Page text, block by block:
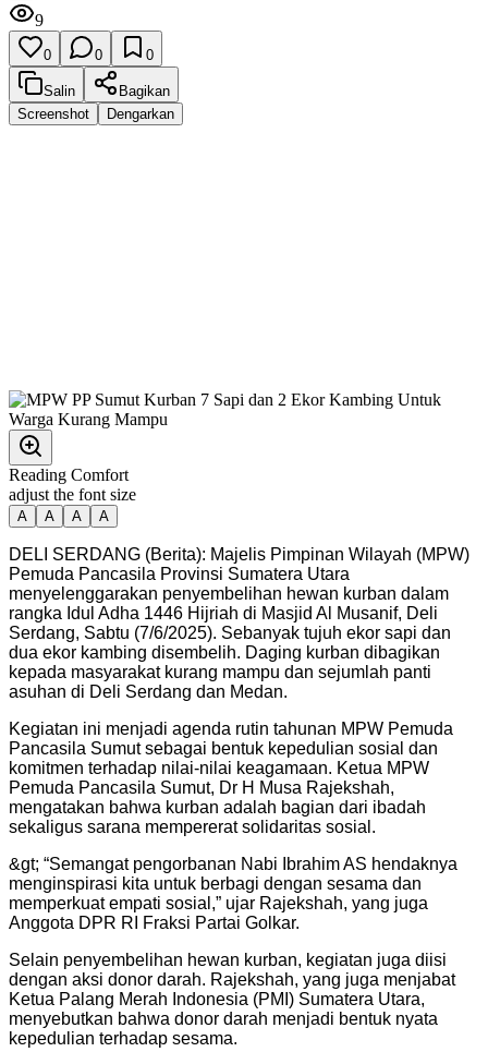
9
0 0 0
Salin
Bagikan
Screenshot
Dengarkan
Reading Comfort
adjust the font size
A A A A
DELI SERDANG (Berita): Majelis Pimpinan Wilayah (MPW)
Pemuda Pancasila Provinsi Sumatera Utara
menyelenggarakan penyembelihan hewan kurban dalam
rangka Idul Adha 1446 Hijriah di Masjid Al Musanif, Deli
Serdang, Sabtu (7/6/2025). Sebanyak tujuh ekor sapi dan
dua ekor kambing disembelih. Daging kurban dibagikan
kepada masyarakat kurang mampu dan sejumlah panti
asuhan di Deli Serdang dan Medan.
Kegiatan ini menjadi agenda rutin tahunan MPW Pemuda
Pancasila Sumut sebagai bentuk kepedulian sosial dan
komitmen terhadap nilai-nilai keagamaan. Ketua MPW
Pemuda Pancasila Sumut, Dr H Musa Rajekshah,
mengatakan bahwa kurban adalah bagian dari ibadah
sekaligus sarana mempererat solidaritas sosial.
&gt; “Semangat pengorbanan Nabi Ibrahim AS hendaknya
menginspirasi kita untuk berbagi dengan sesama dan
memperkuat empati sosial,” ujar Rajekshah, yang juga
Anggota DPR RI Fraksi Partai Golkar.
Selain penyembelihan hewan kurban, kegiatan juga diisi
dengan aksi donor darah. Rajekshah, yang juga menjabat
Ketua Palang Merah Indonesia (PMI) Sumatera Utara,
menyebutkan bahwa donor darah menjadi bentuk nyata
kepedulian terhadap sesama.